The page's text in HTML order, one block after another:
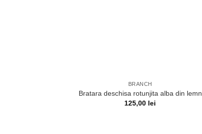
BRANCH
Bratara deschisa rotunjita alba din lemn
125,00 lei